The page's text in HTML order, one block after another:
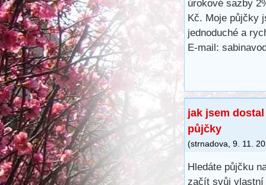
úrokové sazby
Kč. Moje půjčky
jednoduché a
E-mail:
jak jsem
půjčky
(strnadova 9. 11.
Hledáte půjčku
začít svůj vlastní